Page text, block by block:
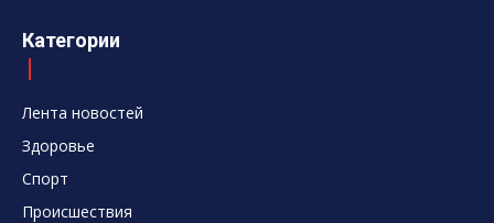
Категории
Лента новостей
Здоровье
Спорт
Происшествия